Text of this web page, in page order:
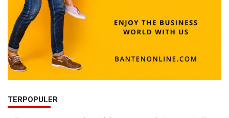
TERPOPULER